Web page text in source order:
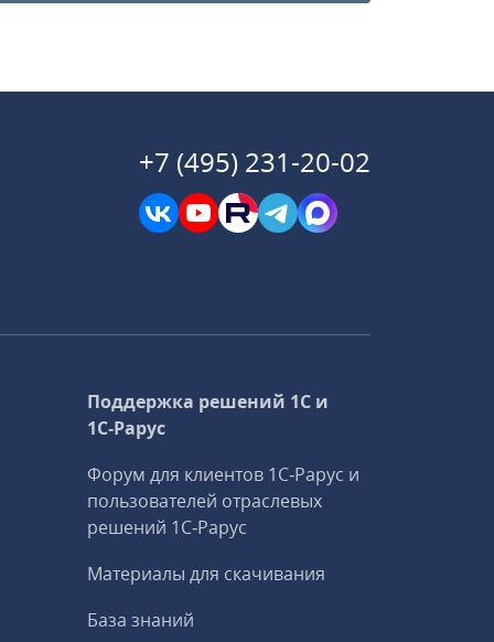
+7 (495) 231-20-02
Поддержка решений 1С и
1С‑Рарус
Форум для клиентов 1С‑Рарус и
пользователей отраслевых
решений 1С‑Рарус
Материалы для скачивания
База знаний